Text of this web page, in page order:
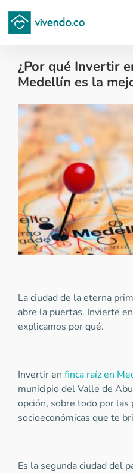
¿Por qué Invertir
Medellín es la
Tips para comprar
La ciudad de la eterna
abre la puertas. Invierte
explicamos por qué.
Invertir en finca raíz en
municipio del Valle de
opción, sobre todo por las
socioeconómicas que te
Es la segunda ciudad del